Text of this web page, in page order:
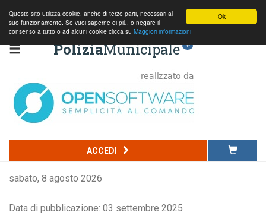
Ok
Questo sito utilizza cookie, anche di terze parti, necessari al
suo funzionamento. Se vuoi saperne di più, o negare il
consenso a tutto o ad alcuni cookie clicca su Maggiori informazioni
PoliziaMunicipale .it
ACCEDI
sabato, 8 agosto 2026
Data di pubblicazione: 03 settembre 2025